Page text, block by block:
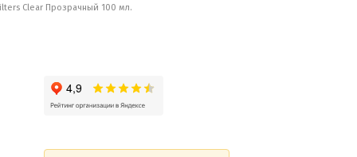
Clear Прозрачный 100 мл.